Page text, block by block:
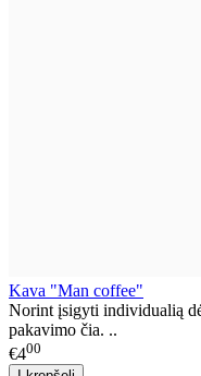
Kava "Man coffee"
Norint įsigyti individualią
pakavimo čia. ..
€400